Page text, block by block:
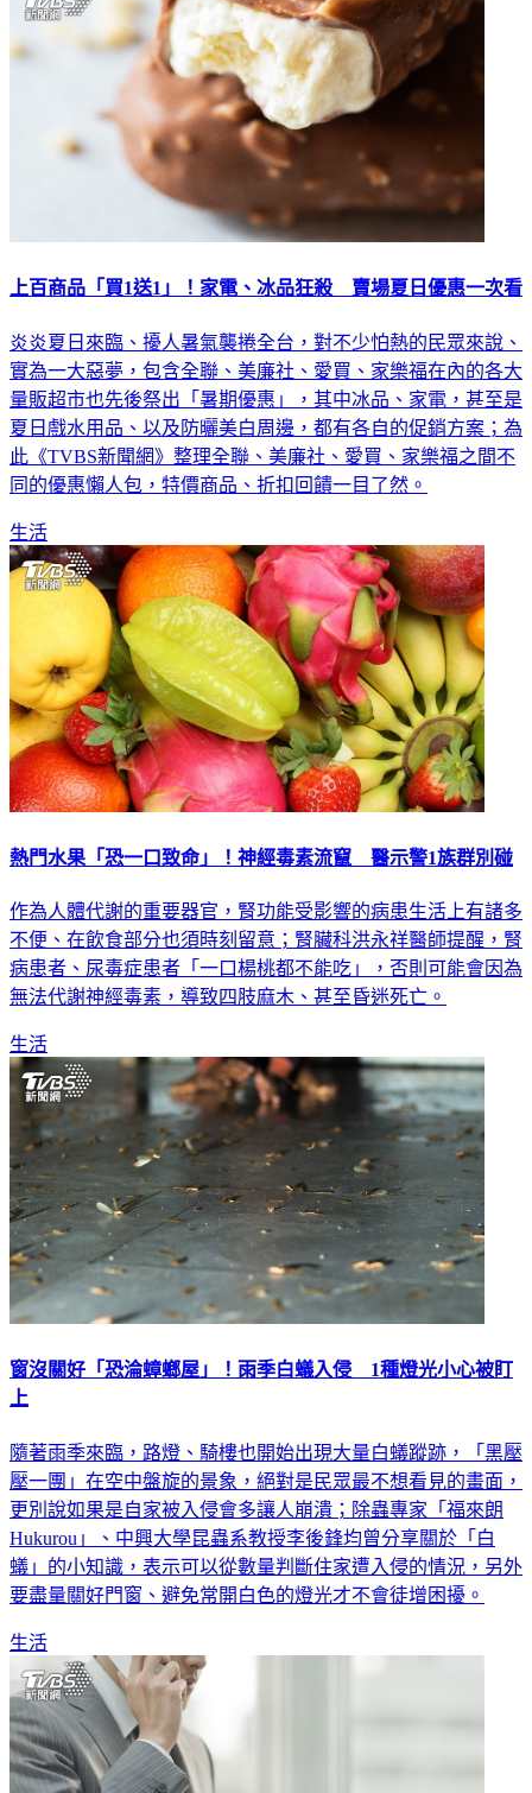
上百商品「買1送1」！家電、冰品狂殺 賣場夏日優惠一次看
炎炎夏日來臨、擾人暑氣襲捲全台，對不少怕熱的民眾來說、
實為一大惡夢，包含全聯、美廉社、愛買、家樂福在內的各大
量販超市也先後祭出「暑期優惠」，其中冰品、家電，甚至是
夏日戲水用品、以及防曬美白周邊，都有各自的促銷方案；為
此《TVBS新聞網》整理全聯、美廉社、愛買、家樂福之間不
同的優惠懶人包，特價商品、折扣回饋一目了然。
生活
熱門水果「恐一口致命」！神經毒素流竄 醫示警1族群別碰
作為人體代謝的重要器官，腎功能受影響的病患生活上有諸多
不便、在飲食部分也須時刻留意；腎臟科洪永祥醫師提醒，腎
病患者、尿毒症患者「一口楊桃都不能吃」，否則可能會因為
無法代謝神經毒素，導致四肢麻木、甚至昏迷死亡。
生活
窗沒關好「恐淪蟑螂屋」！雨季白蟻入侵 1種燈光小心被盯
上
隨著雨季來臨，路燈、騎樓也開始出現大量白蟻蹤跡，「黑壓
壓一團」在空中盤旋的景象，絕對是民眾最不想看見的畫面，
更別說如果是自家被入侵會多讓人崩潰；除蟲專家「福來朗
Hukurou」、中興大學昆蟲系教授李後鋒均曾分享關於「白
蟻」的小知識，表示可以從數量判斷住家遭入侵的情況，另外
要盡量關好門窗、避免常開白色的燈光才不會徒增困擾。
生活